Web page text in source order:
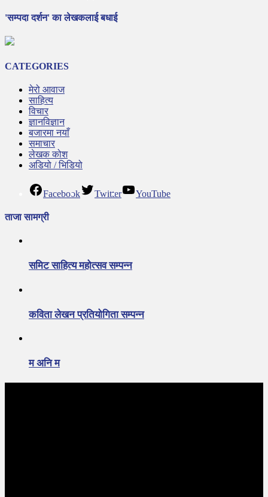
'सम्पदा दर्शन' का लेखकलाई बधाई
CATEGORIES
मेरो आवाज
साहित्य
विचार
ज्ञानविज्ञान
बजारमा नयाँ
समाचार
लेखक कोश
अडियो / भिडियो
Facebook Twitter YouTube
ताजा सामग्री
समिट साहित्य महोत्सव सम्पन्न
कविता लेखन प्रतियोगिता सम्पन्न
म अनि म